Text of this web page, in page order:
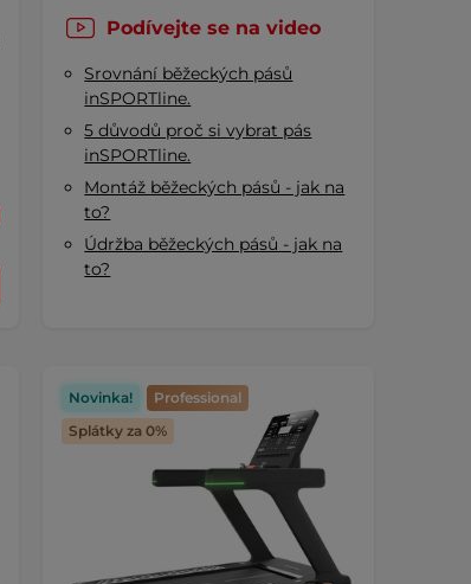
Podívejte se na video
Srovnání běžeckých pásů
inSPORTline.
5 důvodů proč si vybrat pás
inSPORTline.
Montáž běžeckých pásů - jak na
to?
Údržba běžeckých pásů - jak na
to?
Novinka!
Professional
Splátky za 0%